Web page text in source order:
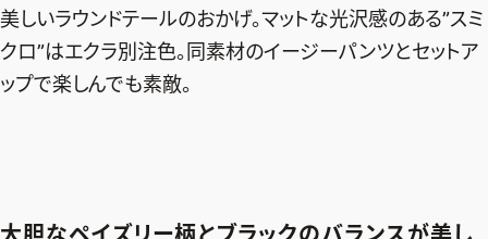
美しいラウンドテールのおかげ。マットな光沢感のある”スミ
クロ”はエクラ別注色。同素材のイージーパンツとセットア
ップで楽しんでも素敵。